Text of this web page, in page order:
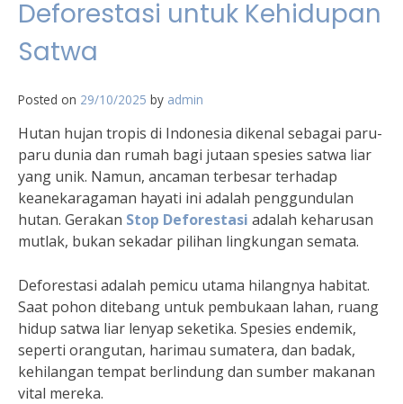
Deforestasi untuk Kehidupan
Satwa
Posted on 29/10/2025 by admin
Hutan hujan tropis di Indonesia dikenal sebagai paru-
paru dunia dan rumah bagi jutaan spesies satwa liar
yang unik. Namun, ancaman terbesar terhadap
keanekaragaman hayati ini adalah penggundulan
hutan. Gerakan Stop Deforestasi adalah keharusan
mutlak, bukan sekadar pilihan lingkungan semata.
Deforestasi adalah pemicu utama hilangnya habitat.
Saat pohon ditebang untuk pembukaan lahan, ruang
hidup satwa liar lenyap seketika. Spesies endemik,
seperti orangutan, harimau sumatera, dan badak,
kehilangan tempat berlindung dan sumber makanan
vital mereka.